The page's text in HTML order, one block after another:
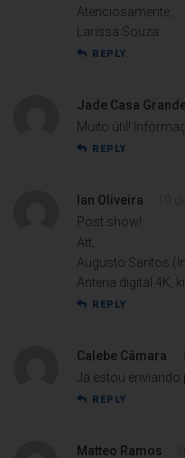
Atenciosamente,
Larissa Souza
REPLY
Jade Casa
Muito útil!
REPLY
Ian Oliveira
Post show!
Att,
Augusto Santos
Antena digital 4K,
REPLY
Calebe Câmara
Já estou
REPLY
Matteo Ramos